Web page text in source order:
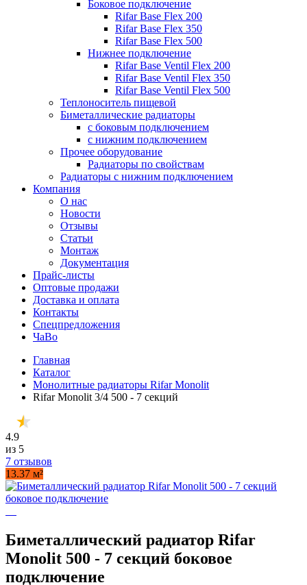
Боковое подключение
Rifar Base Flex 200
Rifar Base Flex 350
Rifar Base Flex 500
Нижнее подключение
Rifar Base Ventil Flex 200
Rifar Base Ventil Flex 350
Rifar Base Ventil Flex 500
Теплоноситель пищевой
Биметаллические радиаторы
с боковым подключением
с нижним подключением
Прочее оборудование
Радиаторы по свойствам
Радиаторы с нижним подключением
Компания
О нас
Новости
Отзывы
Статьи
Монтаж
Документация
Прайс-листы
Оптовые продажи
Доставка и оплата
Контакты
Спецпредложения
ЧаВо
Главная
Каталог
Монолитные радиаторы Rifar Monolit
Rifar Monolit 3/4 500 - 7 секций
4.9
из 5
7 отзывов
13.37 м²
Биметаллический радиатор Rifar
Monolit 500 - 7 секций боковое
подключение